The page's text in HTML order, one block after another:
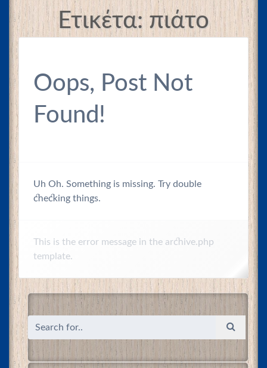
Ετικέτα:πιάτο
Oops, Post Not
Found!
Uh Oh. Something is missing. Try double
checking things.
This is the error message in the archive.php
template.